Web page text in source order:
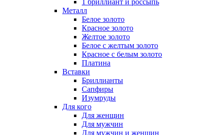
1 бриллиант и россыпь
Металл
Белое золото
Красное золото
Желтое золото
Белое с желтым золото
Красное с белым золото
Платина
Вставки
Бриллианты
Сапфиры
Изумруды
Для кого
Для женщин
Для мужчин
Для мужчин и женщин